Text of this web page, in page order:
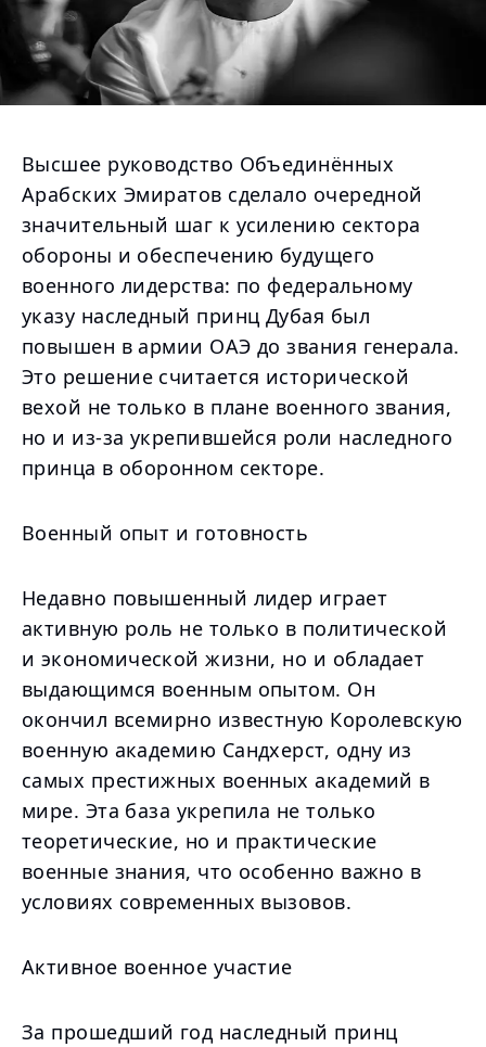
Высшее руководство Объединённых
Арабских Эмиратов сделало очередной
значительный шаг к усилению сектора
обороны и обеспечению будущего
военного лидерства: по федеральному
указу наследный принц Дубая был
повышен в армии ОАЭ до звания генерала.
Это решение считается исторической
вехой не только в плане военного звания,
но и из-за укрепившейся роли наследного
принца в оборонном секторе.
Военный опыт и готовность
Недавно повышенный лидер играет
активную роль не только в политической
и экономической жизни, но и обладает
выдающимся военным опытом. Он
окончил всемирно известную Королевскую
военную академию Сандхерст, одну из
самых престижных военных академий в
мире. Эта база укрепила не только
теоретические, но и практические
военные знания, что особенно важно в
условиях современных вызовов.
Активное военное участие
За прошедший год наследный принц